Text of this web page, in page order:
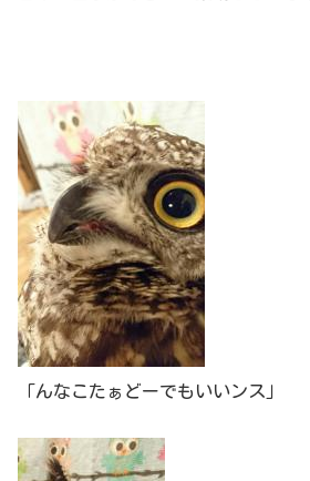
「んなこたぁどーでもいいンス」